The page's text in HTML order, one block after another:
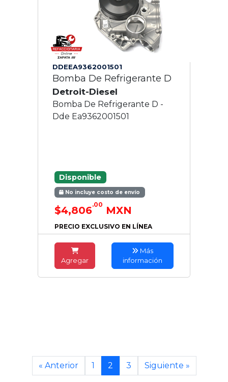
DDEEA9362001501
Bomba De Refrigerante D
Detroit-Diesel
Bomba De Refrigerante D -
Dde Ea9362001501
Disponible
No incluye costo de envío
$4,806.00 MXN
PRECIO EXCLUSIVO EN LÍNEA
Agregar
Más
información
« Anterior 1 2 3 Siguiente »